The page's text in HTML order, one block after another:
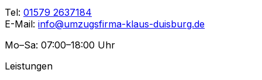
Tel: 01579 2637184
E-Mail: info@umzugsfirma-klaus-duisburg.de
Mo–Sa: 07:00–18:00 Uhr
Leistungen